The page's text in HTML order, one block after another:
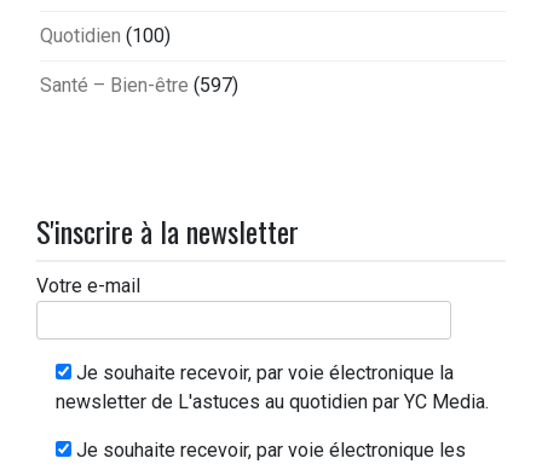
Quotidien (100)
Santé – Bien-être (597)
S'inscrire à la newsletter
Votre e-mail
Je souhaite recevoir, par voie électronique la
newsletter de L'astuces au quotidien par YC Media.
Je souhaite recevoir, par voie électronique les